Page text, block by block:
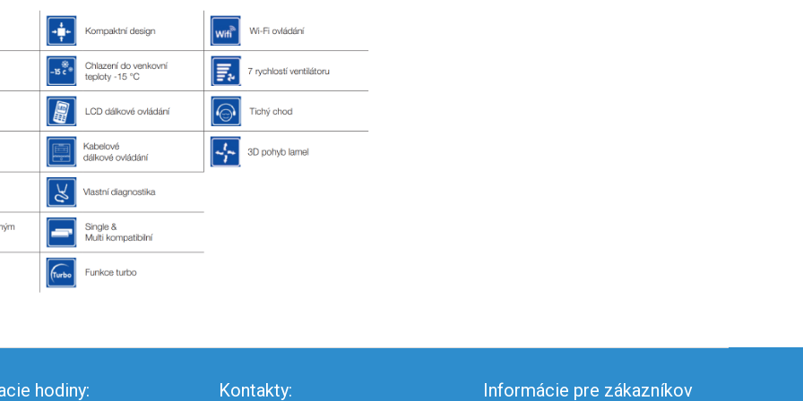
hodiny: Kontakty: Informácie pre zákazníkov